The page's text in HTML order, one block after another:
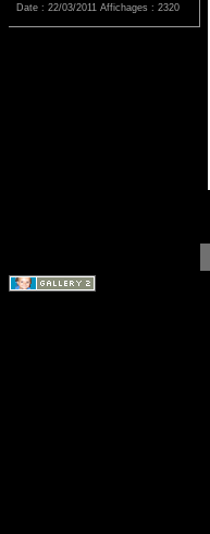
Date : 22/03/2011 Affichages : 2320